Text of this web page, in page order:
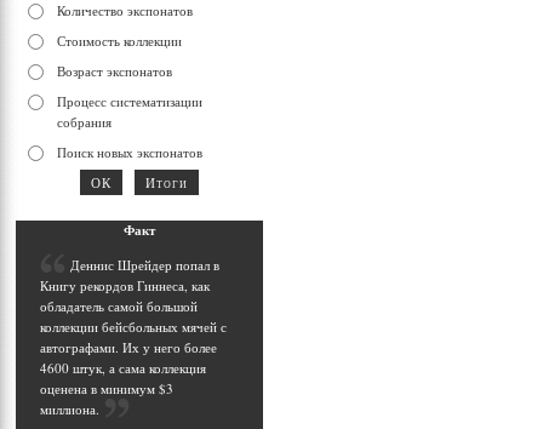
Количество экспонатов
Стоимость коллекции
Возраст экспонатов
Процесс систематизации
собрания
Поиск новых экспонатов
Факт
Деннис Шрейдер попал в
Книгу рекордов Гиннеса, как
обладатель самой большой
коллекции бейсбольных мячей с
автографами. Их у него более
4600 штук, а сама коллекция
оценена в минимум $3
миллиона.